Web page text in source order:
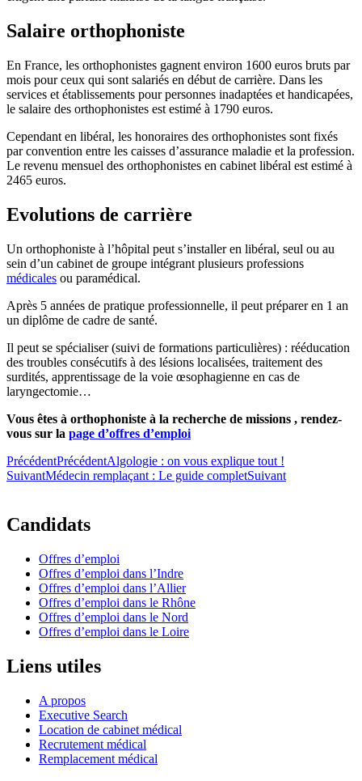
Salaire orthophoniste
En France, les orthophonistes gagnent environ 1600 euros bruts par
mois pour ceux qui sont salariés en début de carrière. Dans les
services et établissements pour personnes inadaptées et handicapées,
le salaire des orthophonistes est estimé à 1790 euros.
Cependant en libéral, les honoraires des orthophonistes sont fixés
par convention entre les caisses d’assurance maladie et la profession.
Le revenu mensuel des orthophonistes en cabinet libéral est estimé à
2465 euros.
Evolutions de carrière
Un orthophoniste à l’hôpital peut s’installer en libéral, seul ou au
sein d’un cabinet de groupe intégrant plusieurs professions
médicales ou paramédical.
Après 5 années de pratique professionnelle, il peut préparer en 1 an
un diplôme de cadre de santé.
Il peut se spécialiser (suivi de formations particulières) : rééducation
des troubles consécutifs à des lésions localisées, traitement des
surdités, apprentissage de la voie œsophagienne en cas de
laryngectomie…
Vous êtes à orthophoniste à la recherche de missions , rendez-
vous sur la page d’offres d’emploi
PrécédentPrécédentAlgologie : on vous explique tout !
SuivantMédecin remplaçant : Le guide completSuivant
Candidats
Offres d’emploi
Offres d’emploi dans l’Indre
Offres d’emploi dans l’Allier
Offres d’emploi dans le Rhône
Offres d’emploi dans le Nord
Offres d’emploi dans le Loire
Liens utiles
A propos
Executive Search
Location de cabinet médical
Recrutement médical
Remplacement médical